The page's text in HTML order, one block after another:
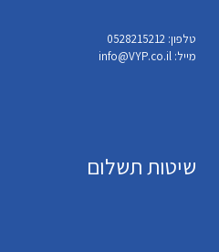
טלפון: 0528215212
מייל: info@VYP.co.il
שיטות תשלום